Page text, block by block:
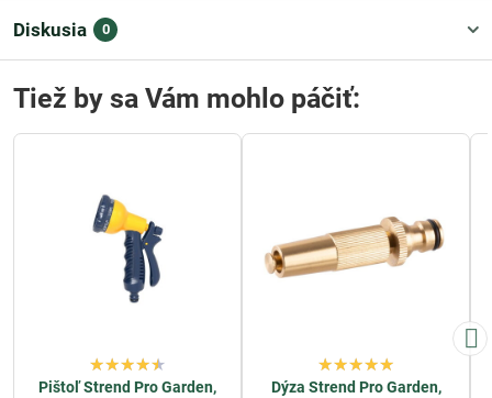
Diskusia 0
Tiež by sa Vám mohlo páčiť:
Pištoľ Strend Pro Garden,
Dýza Strend Pro Garden,